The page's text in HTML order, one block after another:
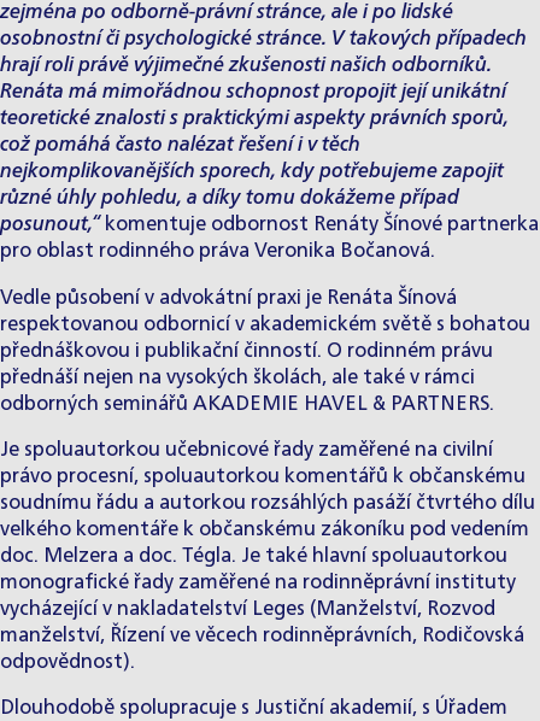
zejména po odborně-právní stránce, ale i po lidské
osobnostní či psychologické stránce. V takových případech
hrají roli právě výjimečné zkušenosti našich odborníků.
Renáta má mimořádnou schopnost propojit její unikátní
teoretické znalosti s praktickými aspekty právních sporů,
což pomáhá často nalézat řešení i v těch
nejkomplikovanějších sporech, kdy potřebujeme zapojit
různé úhly pohledu, a díky tomu dokážeme případ
posunout,“ komentuje odbornost Renáty Šínové partnerka
pro oblast rodinného práva Veronika Bočanová.
Vedle působení v advokátní praxi je Renáta Šínová
respektovanou odbornicí v akademickém světě s bohatou
přednáškovou i publikační činností. O rodinném právu
přednáší nejen na vysokých školách, ale také v rámci
odborných seminářů AKADEMIE HAVEL & PARTNERS.
Je spoluautorkou učebnicové řady zaměřené na civilní
právo procesní, spoluautorkou komentářů k občanskému
soudnímu řádu a autorkou rozsáhlých pasáží čtvrtého dílu
velkého komentáře k občanskému zákoníku pod vedením
doc. Melzera a doc. Tégla. Je také hlavní spoluautorkou
monografické řady zaměřené na rodinněprávní instituty
vycházející v nakladatelství Leges (Manželství, Rozvod
manželství, Řízení ve věcech rodinněprávních, Rodičovská
odpovědnost).
Dlouhodobě spolupracuje s Justiční akademií, s Úřadem